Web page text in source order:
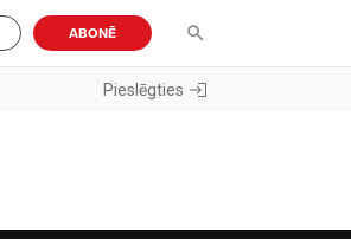
ABONĒ
Pieslēgties